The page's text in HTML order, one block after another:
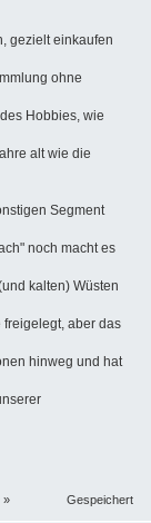
gezielt einkaufen
ohne
Hobbies, wie
alt wie die
Segment
noch macht es
kalten) Wüsten
aber das
hinweg und hat
» Gespeichert